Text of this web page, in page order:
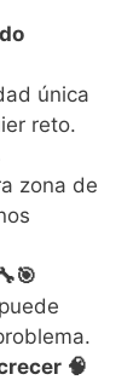
única
reto.
zona de
🧠